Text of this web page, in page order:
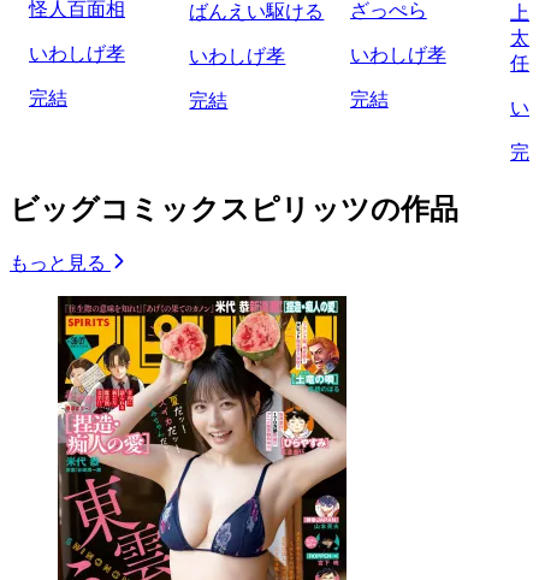
怪人百面相
いわしげ孝
完結
ばんえい駆ける
いわしげ孝
完結
ざっぺら
いわしげ孝
完結
太
任
い
完
ビッグコミックスピリッツの作品
もっと見る